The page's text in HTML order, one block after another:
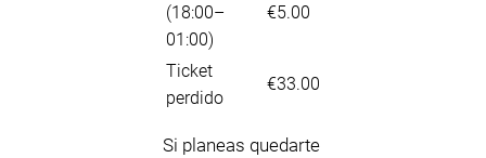
(18:00–
01:00)
€5.00
Ticket
perdido
€33.00
Si planeas quedarte